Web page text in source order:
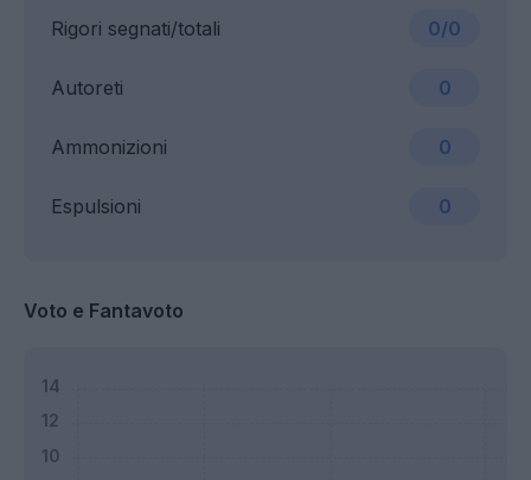
Ammonizioni 0
Rigori segnati/totali 0/0
Espulsioni 0
Autoreti 0
Voto e Fantavoto